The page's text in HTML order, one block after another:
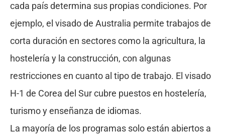
cada país determina sus propias condiciones. Por
ejemplo, el visado de Australia permite trabajos de
corta duración en sectores como la agricultura, la
hostelería y la construcción, con algunas
restricciones en cuanto al tipo de trabajo. El visado
H-1 de Corea del Sur cubre puestos en hostelería,
turismo y enseñanza de idiomas.
La mayoría de los programas solo están abiertos a